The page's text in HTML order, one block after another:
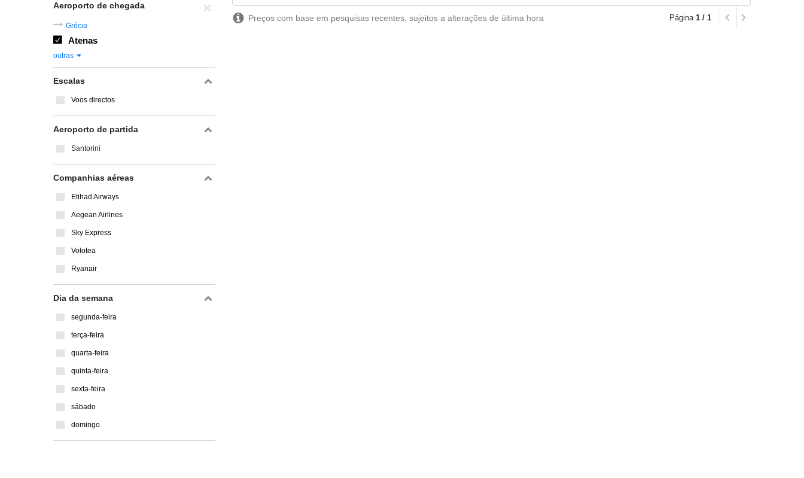
Preços com base em pesquisas recentes, sujeitos a alterações de última hora Página 1 / 1
Aeroporto de chegada
Grécia
Atenas
outras
Escalas
Voos directos
Aeroporto de partida
Santorini
Companhias aéreas
Etihad Airways
Aegean Airlines
Sky Express
Volotea
Ryanair
Dia da semana
segunda-feira
terça-feira
quarta-feira
quinta-feira
sexta-feira
sábado
domingo